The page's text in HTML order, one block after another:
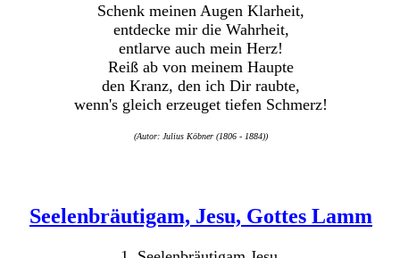
Schenk meinen Augen Klarheit,
entdecke mir die Wahrheit,
entlarve auch mein Herz!
Reiß ab von meinem Haupte
den Kranz, den ich Dir raubte,
wenn's gleich erzeuget tiefen Schmerz!
(Autor: Julius Köbner (1806 - 1884))
Seelenbräutigam, Jesu, Gottes Lamm